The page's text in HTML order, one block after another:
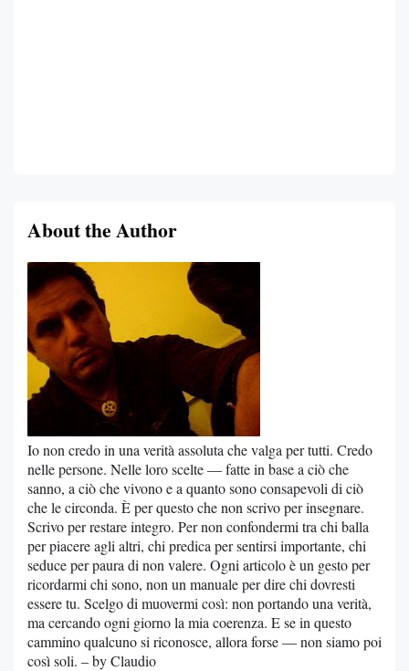
About the Author
Io non credo in una verità assoluta che valga per tutti. Credo
nelle persone. Nelle loro scelte — fatte in base a ciò che
sanno, a ciò che vivono e a quanto sono consapevoli di ciò
che le circonda. È per questo che non scrivo per insegnare.
Scrivo per restare integro. Per non confondermi tra chi balla
per piacere agli altri, chi predica per sentirsi importante, chi
seduce per paura di non valere. Ogni articolo è un gesto per
ricordarmi chi sono, non un manuale per dire chi dovresti
essere tu. Scelgo di muovermi così: non portando una verità,
ma cercando ogni giorno la mia coerenza. E se in questo
cammino qualcuno si riconosce, allora forse — non siamo poi
così soli. – by Claudio